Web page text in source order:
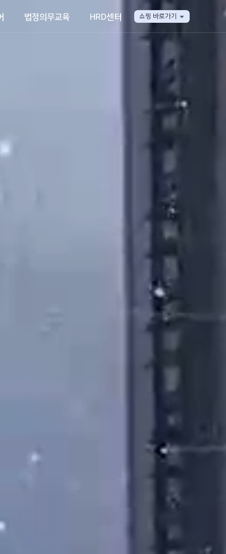
쇼핑 바로가기
법정의무교육 HRD센터